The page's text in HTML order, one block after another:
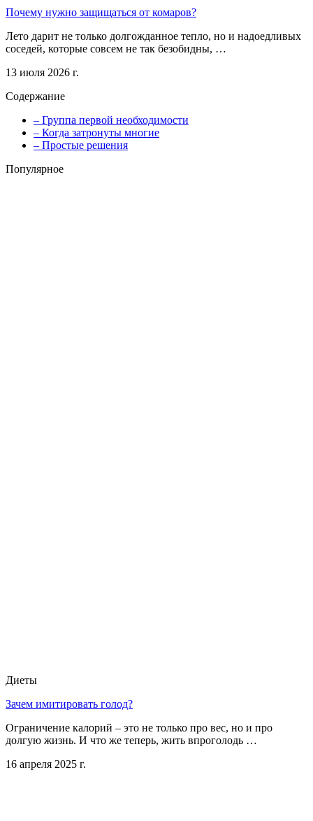
Почему нужно защищаться от комаров?
Лето дарит не только долгожданное тепло, но и надоедливых
соседей, которые совсем не так безобидны, …
13 июля 2026 г.
Содержание
– Группа первой необходимости
– Когда затронуты многие
– Простые решения
Популярное
Диеты
Зачем имитировать голод?
Ограничение калорий – это не только про вес, но и про
долгую жизнь. И что же теперь, жить впроголодь …
16 апреля 2025 г.